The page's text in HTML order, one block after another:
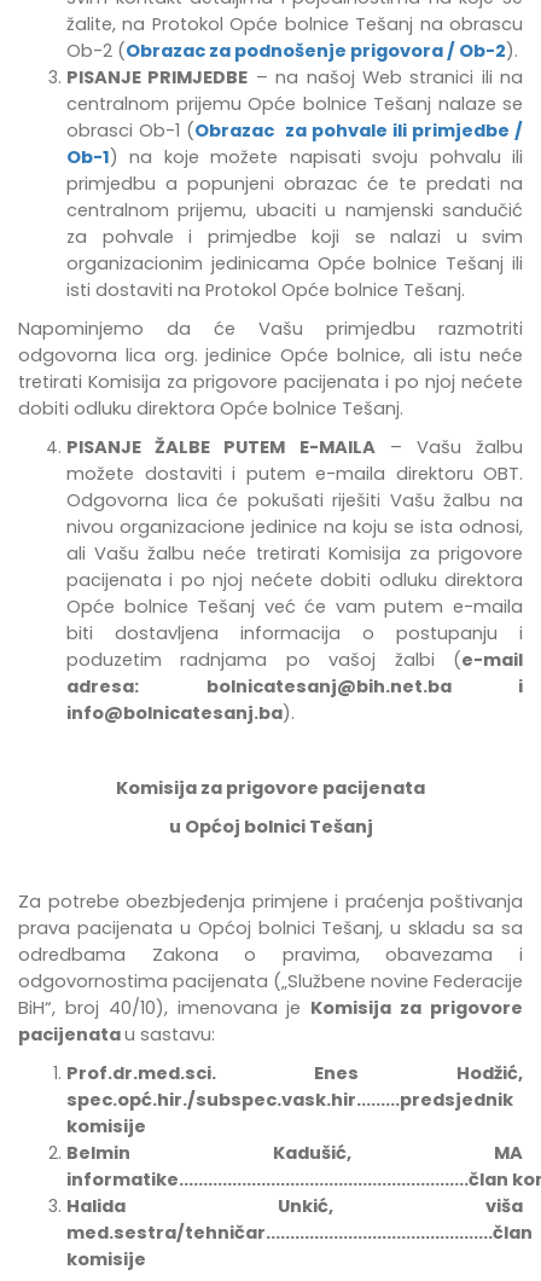
žalite, na Protokol Opće bolnice Tešanj na obrascu
Ob-2 (Obrazac za podnošenje prigovora / Ob-2).
PISANJE PRIMJEDBE –na našoj Web stranici ili na
centralnom prijemu Opće bolnice Tešanj nalaze se
obrasci Ob-1 (Obrazac za pohvale ili primjedbe /
Ob-1) na koje možete napisati svoju pohvalu ili
primjedbu a popunjeni obrazac će te predati na
centralnom prijemu, ubaciti u namjenski sandučić
za pohvale i primjedbe
koji se nalazi u svim
organizacionim jedinicama Opće bolnice Tešanj ili
isti dostaviti na Protokol Opće bolnice Tešanj.
Napominjemo da će Vašu primjedbu razmotriti
odgovorna lica org. jedinice Opće bolnice, ali istu neće
tretirati Komisija za prigovore pacijenata i po njoj nećete
dobiti odluku direktora Opće bolnice Tešanj.
PISANJE ŽALBE PUTEM E-MAILA– Vašu žalbu
možete dostaviti i putem e-maila direktoru OBT.
Odgovorna lica će pokušati riješiti Vašu žalbu na
nivou organizacione jedinice na koju se ista odnosi,
ali Vašu žalbu neće tretirati Komisija za prigovore
pacijenata i po njoj nećete dobiti odluku direktora
Opće bolnice Tešanj već će vam putem e-maila
biti dostavljena informacija o postupanju i
poduzetim radnjama po vašoj žalbi (e-mail
adresa: bolnicatesanj@bih.net.bai
info@bolnicatesanj.ba).
Komisija za prigovore pacijenata
u Općoj bolnici Tešanj
Za potrebe obezbjeđenja primjene i praćenja poštivanja
prava pacijenata u Općoj bolnici Tešanj,u skladu sa sa
odredbama Zakona o pravima, obavezama i
odgovornostima pacijenata („Službene novine Federacije
BiH“, broj 40/10), imenovana je Komisija za prigovore
pacijenatau sastavu:
Prof.dr.med.sci. Enes Hodžić,
spec.opć.hir./subspec.vask.hir.........predsjednik
komisije
Belmin Kadušić, MA
informatike............................................................član
Halida Unkić, viša
med.sestra/tehničar...............................................član
komisije